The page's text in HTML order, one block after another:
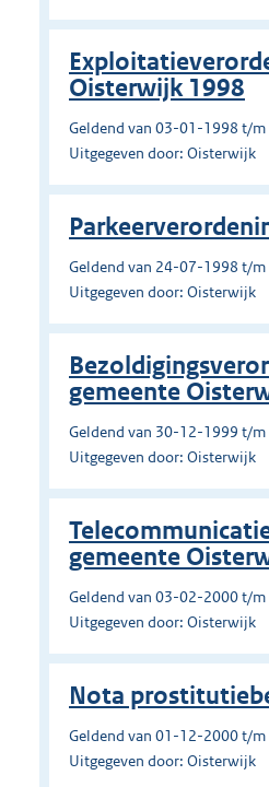
Oisterwijk 1998
Geldend van 03-01-1998 t/m
Uitgegeven door: Oisterwijk
Geldend van 24-07-1998 t/m
Uitgegeven door: Oisterwijk
gemeente
Geldend van 30-12-1999 t/m
Uitgegeven door: Oisterwijk
gemeente
Geldend van 03-02-2000 t/m
Uitgegeven door: Oisterwijk
Nota
Geldend van 01-12-2000 t/m
Uitgegeven door: Oisterwijk